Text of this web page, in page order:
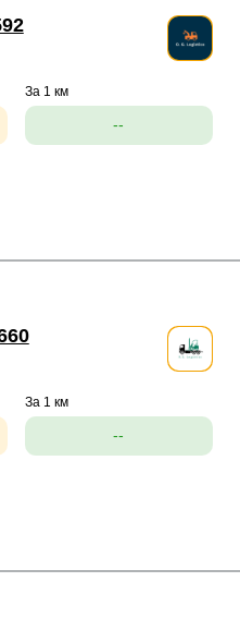
За 1 км
--
За 1 км
--